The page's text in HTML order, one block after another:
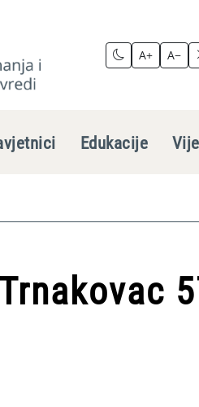
A+ A−
Edukacije